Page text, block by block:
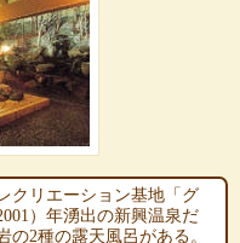
クリエーション基地「グ
）年湧出の新興温泉だ
2種の露天風呂がある。